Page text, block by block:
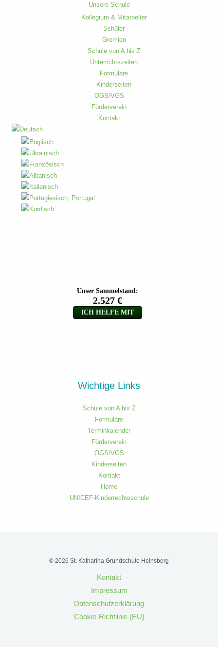
Unsere Schule
Kollegium & Mitarbeiter
Schüler
Gremien
Schule von A bis Z
Unterrichtszeiten
Formulare
Kinderseiten
OGS/VGS
Förderverein
Kontakt
Wichtige Links
Schule von A bis Z
Formulare
Terminkalender
Förderverein
OGS/VGS
Kinderseiten
Kontakt
Home
UNICEF-Kinderrechteschule
© 2026 St. Katharina Grundschule Heinsberg
Kontakt
Impressum
Datenschutzerklärung
Cookie-Richtlinie (EU)